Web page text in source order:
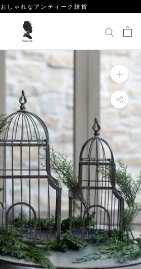
しゃれなアンティーク雑貨